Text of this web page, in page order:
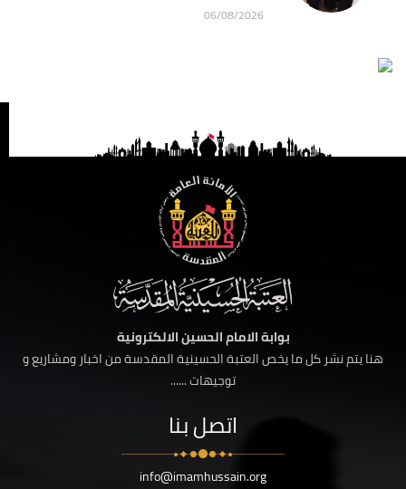
06/08/2026
بوابة الامام الحسين الالكترونية
هنا يتم نشر كل ما يخص العتبة الحسينية المقدسة من اخبار ومشاريع و
توجيهات ......
اتصل بنا
info@imamhussain.org